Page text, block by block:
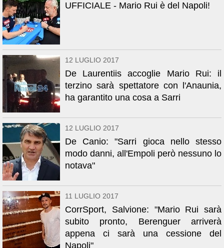
UFFICIALE - Mario Rui è del Napoli!
12 LUGLIO 2017
De Laurentiis accoglie Mario Rui: il
terzino sarà spettatore con l'Anaunia,
ha garantito una cosa a Sarri
12 LUGLIO 2017
De Canio: "Sarri gioca nello stesso
modo danni, all'Empoli però nessuno lo
notava"
11 LUGLIO 2017
CorrSport, Salvione: "Mario Rui sarà
subito pronto, Berenguer arriverà
appena ci sarà una cessione del
Napoli"